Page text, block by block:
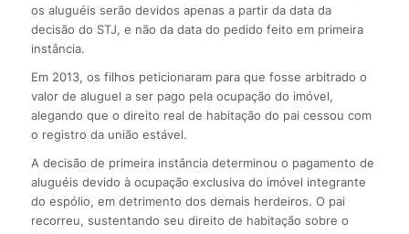
os aluguéis serão devidos apenas a partir da data da
decisão do STJ, e não da data do pedido feito em primeira
instância.
Em 2013, os filhos peticionaram para que fosse arbitrado o
valor de aluguel a ser pago pela ocupação do imóvel,
alegando que o direito real de habitação do pai cessou com
o registro da união estável.
A decisão de primeira instância determinou o pagamento de
aluguéis devido à ocupação exclusiva do imóvel integrante
do espólio, em detrimento dos demais herdeiros. O pai
recorreu, sustentando seu direito de habitação sobre o